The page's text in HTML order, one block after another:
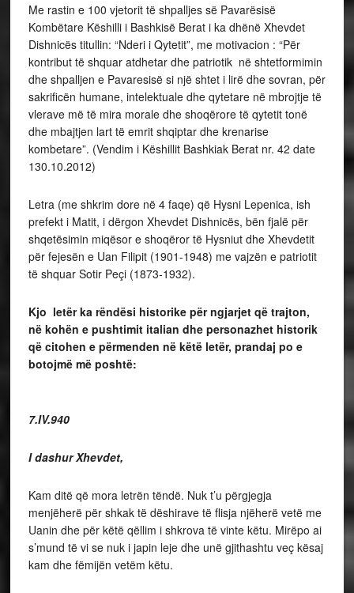
Me rastin e 100 vjetorit të shpalljes së Pavarësisë
Kombëtare Këshilli i Bashkisë Berat i ka dhënë Xhevdet
Dishnicës titullin: “Nderi i Qytetit”, me motivacion : “Për
kontribut të shquar atdhetar dhe patriotik në shtetformimin
dhe shpalljen e Pavaresisë si një shtet i lirë dhe sovran, për
sakrificën humane, intelektuale dhe qytetare në mbrojtje të
vlerave më të mira morale dhe shoqërore të qytetit tonë
dhe mbajtjen lart të emrit shqiptar dhe krenarise
kombetare”. (Vendim i Këshillit Bashkiak Berat nr. 42 date
130.10.2012)
Letra (me shkrim dore në 4 faqe) që Hysni Lepenica, ish
prefekt i Matit, i dërgon Xhevdet Dishnicës, bën fjalë për
shqetësimin miqësor e shoqëror të Hysniut dhe Xhevdetit
për fejesën e Uan Filipit (1901-1948) me vajzën e patriotit
të shquar Sotir Peçi (1873-1932).
Kjo letër ka rëndësi historike për ngjarjet që trajton,
në kohën e pushtimit italian dhe personazhet historik
që citohen e përmenden në këtë letër, prandaj po e
botojmë më poshtë:
7.IV.940
I dashur Xhevdet,
Kam ditë që mora letrën tëndë. Nuk t’u përgjegja
menjëherë për shkak të dëshirave të flisja njëherë vetë me
Uanin dhe për këtë qëllim i shkrova të vinte këtu. Mirëpo ai
s’mund të vi se nuk i japin leje dhe unë gjithashtu veç kësaj
kam dhe fëmijën vetëm këtu.